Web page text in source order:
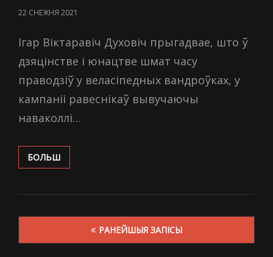
POSTED
22 СНЕЖНЯ 2021
Ігар Віктаравіч Духовіч прыгадвае, што ў
дзяцінстве і юнацтве шмат часу
праводзіў у веласіпедных вандроўках, у
кампаніі равеснікаў вывучаючы
наваколлі…
БОЛЬШ“…
НІБЫТА
МОГІЛКІ”
РАНЕЙШЫЯ ЗАПІСЫ